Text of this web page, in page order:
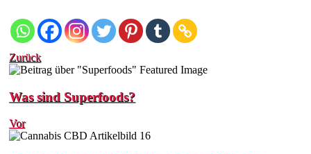
Zurück
Was sind Superfoods?
Vor